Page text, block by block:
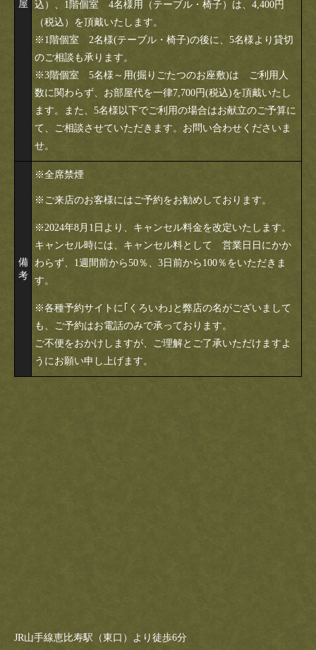
屋
込）、1階個室 4名様用（テーブル・椅子）は、4,400円
（税込）を頂戴いたします。
※1階個室 2名様(テーブル・椅子)の後に、5名様より貸切
のご相談も承ります。
※3階個室 5名様～用(掘りごたつのお座敷)は ご利用人
数に関わらず、お部屋代を一律7,700円(税込)を頂戴いたし
ます。また、5名様以下でご利用の場合はお献立のご予算に
て、ご相談させていただきます。お問い合わせくださいま
せ。
備
考
※全席禁煙
※ご来店のお客様にはご予約をお勧めしております。
※2024年8月1日より、キャンセル料金を改定いたします。
キャンセル時には、キャンセル料として 営業日日にかか
わらず、1週間前から50％、3日前から100％をいただきま
す。
※各種予約サイトに｢くろいわ｣と弊店の名がございまして
も、ご予約はお電話のみで承っております。
ご不便をおかけしますが、ご理解とご了承いただけますよ
うにお願い申し上げます。
JR山手線恵比寿駅（東口）より徒歩6分